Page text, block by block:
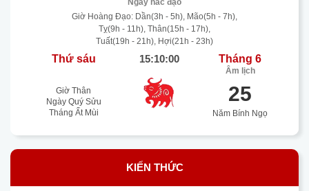
Giờ Hoàng Đạo: Dần(3h - 5h), Mão(5h - 7h),
Tỵ(9h - 11h), Thân(15h - 17h),
Tuất(19h - 21h), Hợi(21h - 23h)
Thứ sáu 15:10:00 Tháng 6
Âm lịch
Giờ Thân
Ngày Quý Sửu
Tháng Ất Mùi
25
Năm Bính Ngọ
KIẾN THỨC